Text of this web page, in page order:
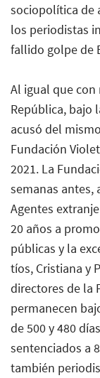
sociopolítica de
los periodistas
fallido golpe de
Al igual que con
República, bajo
acusó del
Fundación
2021. La
semanas antes,
Agentes
20 años a
públicas y la
tíos, Cristiana y
directores de la
permanecen
de 500 y 480
sentenciados a
también